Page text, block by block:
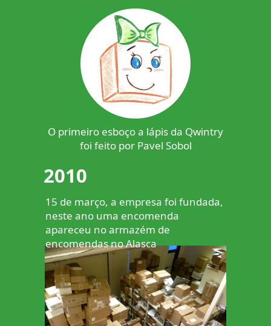
O primeiro esboço a lápis da Qwintry
foi feito por Pavel Sobol
2010
15 de março, a empresa foi fundada,
neste ano uma encomenda
apareceu no armazém de
encomendas no Alasca